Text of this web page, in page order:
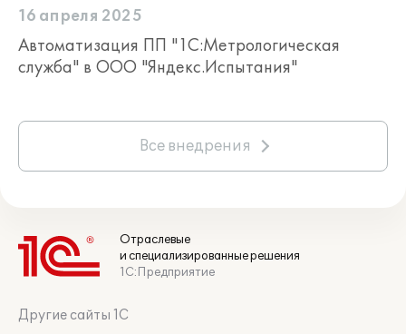
16 апреля 2025
Автоматизация ПП "1С:Метрологическая
служба" в ООО "Яндекс.Испытания"
Все внедрения
Отраслевые
и специализированные решения
1С:Предприятие
Другие сайты 1С